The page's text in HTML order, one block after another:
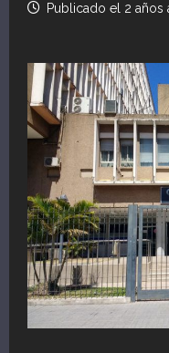
Publicado el 2 años